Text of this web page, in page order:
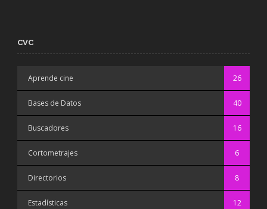
CVC
Aprende cine 26
Bases de Datos 40
Buscadores 16
Cortometrajes 6
Directorios 8
Estadísticas 12